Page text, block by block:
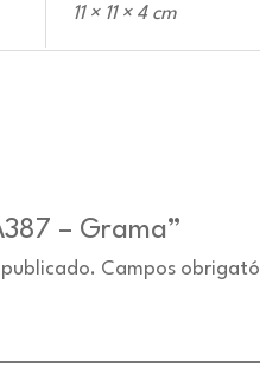
11 × 11 × 4 cm
– Grama”
Campos